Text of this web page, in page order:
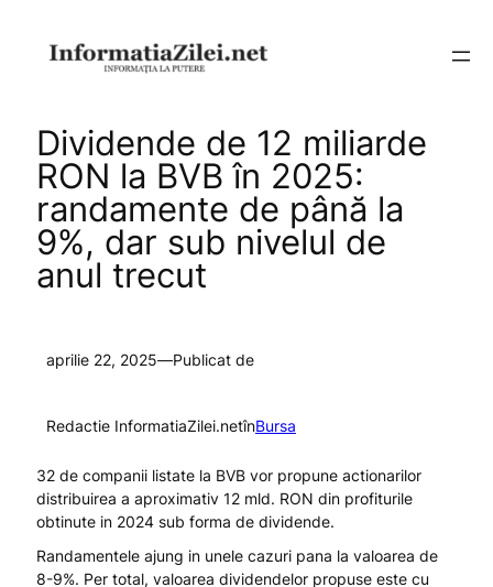
conținut
Dividende de 12 miliarde
RON la BVB în 2025:
randamente de până la
9%, dar sub nivelul de
anul trecut
aprilie 22, 2025—Publicat de
Redactie InformatiaZilei.netînBursa
32 de companii listate la BVB vor propune actionarilor
distribuirea a aproximativ 12 mld. RON din profiturile
obtinute in 2024 sub forma de dividende.
Randamentele ajung in unele cazuri pana la valoarea de
8-9%. Per total, valoarea dividendelor propuse este cu